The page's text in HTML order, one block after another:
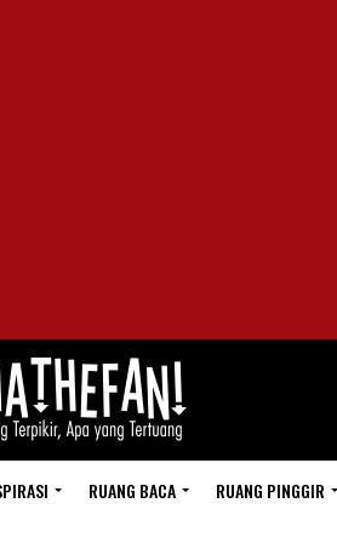
RUANG BACA RUANG PINGGIR